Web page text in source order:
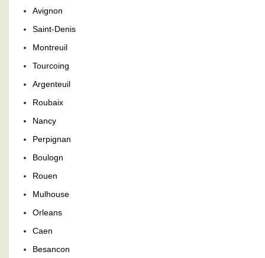
Avignon
Saint-Denis
Montreuil
Tourcoing
Argenteuil
Roubaix
Nancy
Perpignan
Boulogn
Rouen
Mulhouse
Orleans
Caen
Besancon